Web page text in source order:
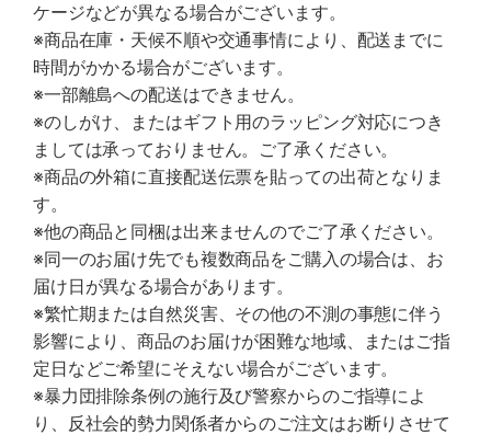
ケージなどが異なる場合がございます。
※商品在庫・天候不順や交通事情により、配送までに
時間がかかる場合がございます。
※一部離島への配送はできません。
※のしがけ、またはギフト用のラッピング対応につき
ましては承っておりません。ご了承ください。
※商品の外箱に直接配送伝票を貼っての出荷となりま
す。
※他の商品と同梱は出来ませんのでご了承ください。
※同一のお届け先でも複数商品をご購入の場合は、お
届け日が異なる場合があります。
※繁忙期または自然災害、その他の不測の事態に伴う
影響により、商品のお届けが困難な地域、またはご指
定日などご希望にそえない場合がございます。
※暴力団排除条例の施行及び警察からのご指導によ
り、反社会的勢力関係者からのご注文はお断りさせて